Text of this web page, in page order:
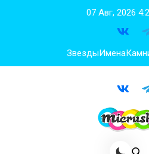
07 Авг, 2026
ЗвездыИмена